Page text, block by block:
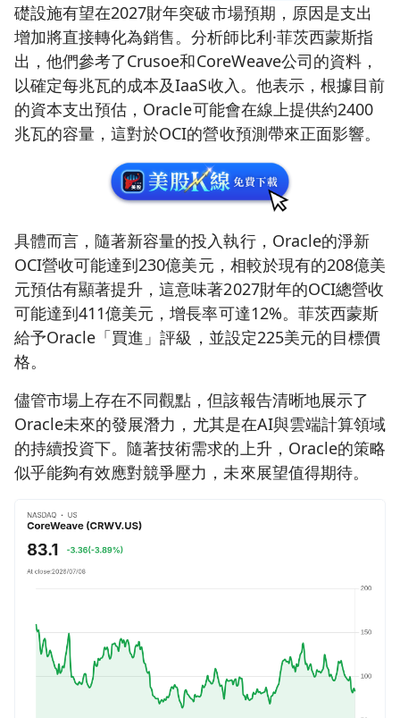
礎設施有望在2027財年突破市場預期，原因是支出
增加將直接轉化為銷售。分析師比利·菲茨西蒙斯指
出，他們參考了Crusoe和CoreWeave公司的資料，
以確定每兆瓦的成本及IaaS收入。他表示，根據目前
的資本支出預估，Oracle可能會在線上提供約2400
兆瓦的容量，這對於OCI的營收預測帶來正面影響。
具體而言，隨著新容量的投入執行，Oracle的淨新
OCI營收可能達到230億美元，相較於現有的208億美
元預估有顯著提升，這意味著2027財年的OCI總營收
可能達到411億美元，增長率可達12%。菲茨西蒙斯
給予Oracle「買進」評級，並設定225美元的目標價
格。
儘管市場上存在不同觀點，但該報告清晰地展示了
Oracle未來的發展潛力，尤其是在AI與雲端計算領域
的持續投資下。隨著技術需求的上升，Oracle的策略
似乎能夠有效應對競爭壓力，未來展望值得期待。